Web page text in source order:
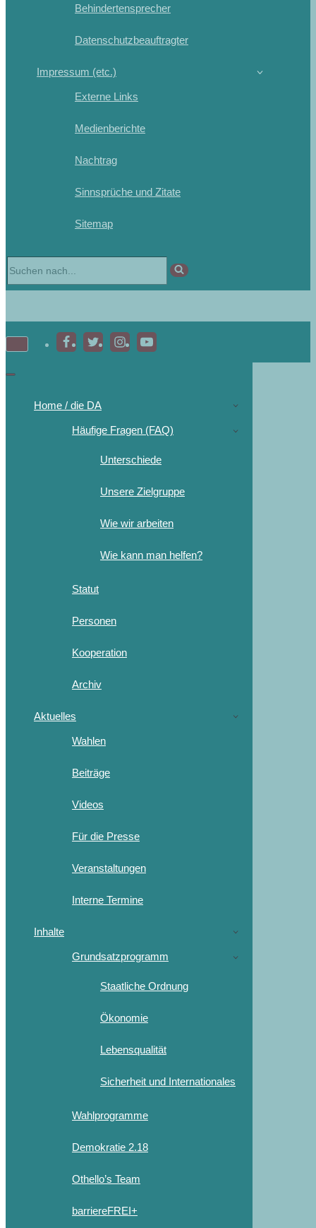
Behindertensprecher
Datenschutzbeauftragter
Impressum (etc.)
Externe Links
Medienberichte
Nachtrag
Sinnsprüche und Zitate
Sitemap
Home / die DA
Häufige Fragen (FAQ)
Unterschiede
Unsere Zielgruppe
Wie wir arbeiten
Wie kann man helfen?
Statut
Personen
Kooperation
Archiv
Aktuelles
Wahlen
Beiträge
Videos
Für die Presse
Veranstaltungen
Interne Termine
Inhalte
Grundsatzprogramm
Staatliche Ordnung
Ökonomie
Lebensqualität
Sicherheit und Internationales
Wahlprogramme
Demokratie 2.18
Othello’s Team
barriereFREI+